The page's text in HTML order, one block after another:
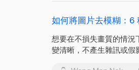
如何將圖片去模糊：6
想要在不損失畫質的情況
變清晰，不產生雜訊或假